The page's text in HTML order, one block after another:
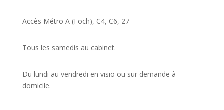
Accès Métro A (Foch), C4, C6, 27
Tous les samedis au cabinet.
Du lundi au vendredi en visio ou sur demande à
domicile.